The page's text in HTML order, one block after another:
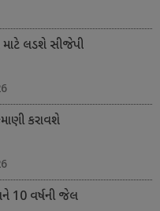
માટે લડશે સીજેપી
કરાવશે
10 વર્ષની જેલ